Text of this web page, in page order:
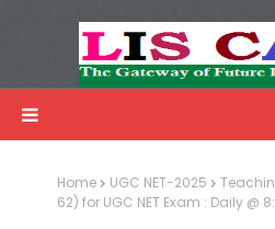
Home UGC NET-2025
62) for UGC NET Exam : Daily @